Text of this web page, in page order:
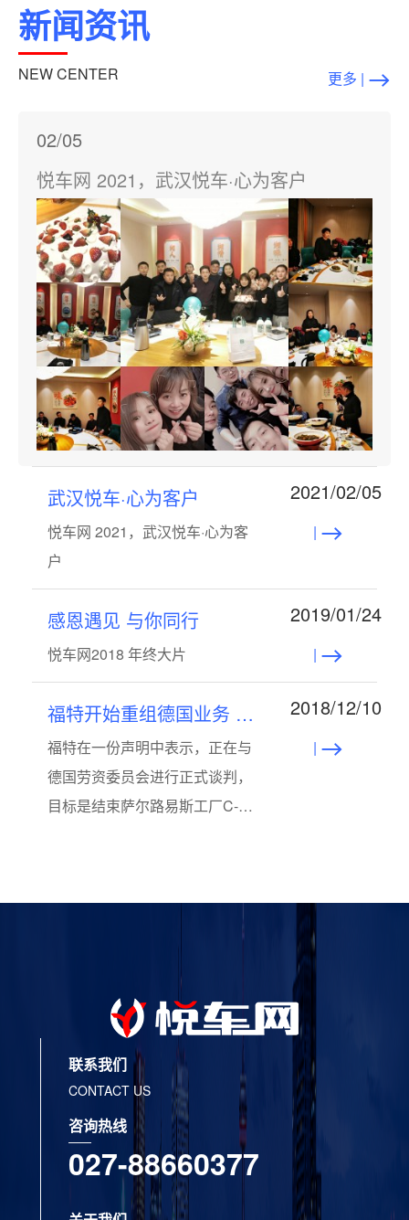
新闻资讯
NEW CENTER 更多 |
02/05
悦车网 2021，武汉悦车·心为客户
武汉悦车·心为客户 2021/02/05
悦车网 2021，武汉悦车·心为客
户
|
感恩遇见 与你同行 2019/01/24
悦车网2018 年终大片 |
福特开始重组德国业务 将停产C-Max等车型 2018/12/10
福特在一份声明中表示，正在与
德国劳资委员会进行正式谈判，
目标是结束萨尔路易斯工厂C-
|
联系我们
CONTACT US
咨询热线
027-88660377